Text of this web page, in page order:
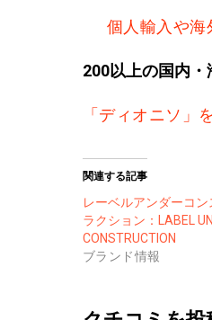
個人輸入や海
200以上の国内
「ディオニソ」
関連する記事
レーベルアンダーコン
ラクション：LABEL
CONSTRUCTION
ブランド情報